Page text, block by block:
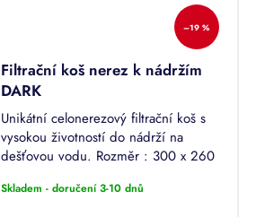
–19 %
Filtrační koš nerez k nádržím
DARK
Unikátní celonerezový filtrační koš s
vysokou životností do nádrží na
dešťovou vodu. Rozměr : 300 x 260
Skladem - doručení 3-10 dnů